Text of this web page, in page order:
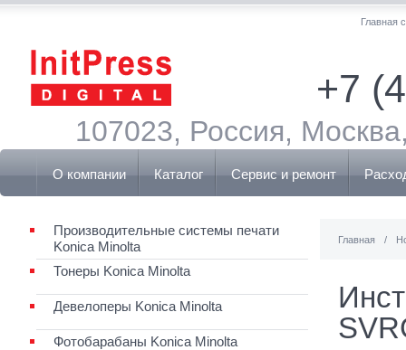
Главная
+7
107023, Россия,
О компании Каталог Сервис и ремонт
Главная /
Производительные системы печати
Konica Minolta
Тонеры Konica Minolta
Девелоперы Konica Minolta
Фотобарабаны Konica Minolta